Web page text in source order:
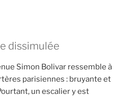
dissimulée
Simon Bolivar ressemble à
parisiennes : bruyante et
un escalier y est